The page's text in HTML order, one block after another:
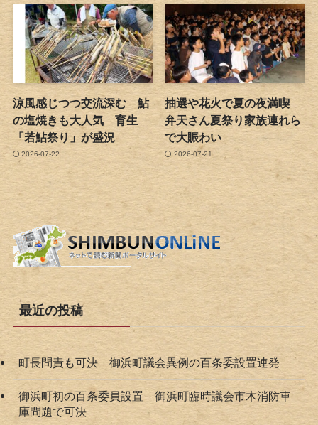
涼風感じつつ交流深む 鮎
の塩焼きも大人気 育生
「若鮎祭り」が盛況
2026-07-22
抽選や花火で夏の夜満喫
弁天さん夏祭り家族連れら
で大賑わい
2026-07-21
最近の投稿
町長問責も可決 御浜町議会異例の百条委設置連発
御浜町初の百条委員設置 御浜町臨時議会市木消防車
庫問題で可決